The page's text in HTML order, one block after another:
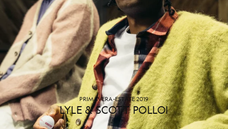
PRIMAVERA-ESTATE 2019
LYLE & SCOTT POLLOI